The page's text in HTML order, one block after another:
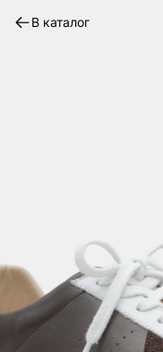
В каталог